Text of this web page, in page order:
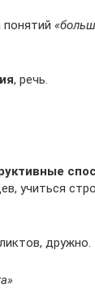
понятий
, речь.
учиться
дружно.